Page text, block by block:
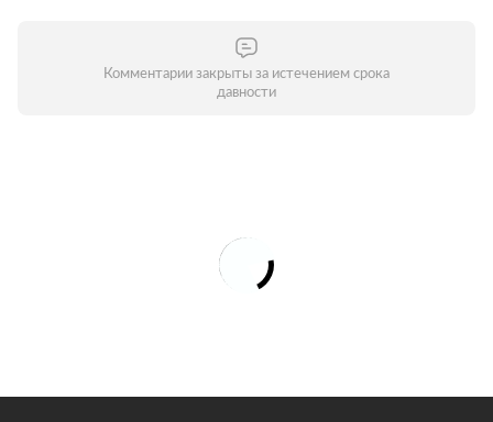
Комментарии закрыты за истечением срока
давности